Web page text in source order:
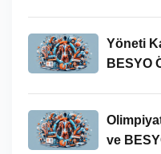
Yöneti
BESYO
ve